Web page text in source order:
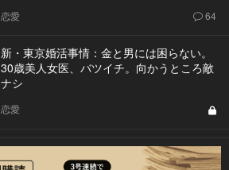
恋愛 64
新・東京婚活事情：金と男には困らない。
30歳美人女医、バツイチ。向かうところ敵
ナシ
恋愛